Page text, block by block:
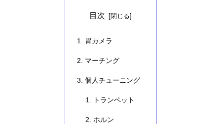
目次
胃カメラ
マーチング
個人チューニング
トランペット
ホルン